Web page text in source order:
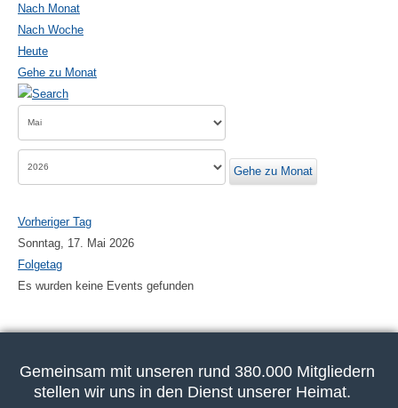
Nach Monat
Nach Woche
Heute
Gehe zu Monat
Gehe zu Monat
Vorheriger Tag
Sonntag, 17. Mai 2026
Folgetag
Es wurden keine Events gefunden
Gemeinsam mit unseren rund 380.000 Mitgliedern
stellen wir uns in den Dienst unserer Heimat.